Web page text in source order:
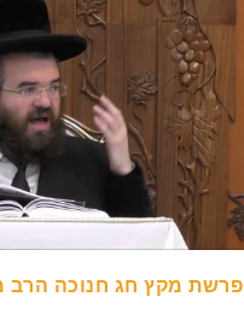
פרשת מקץ חג חנוכה הרב